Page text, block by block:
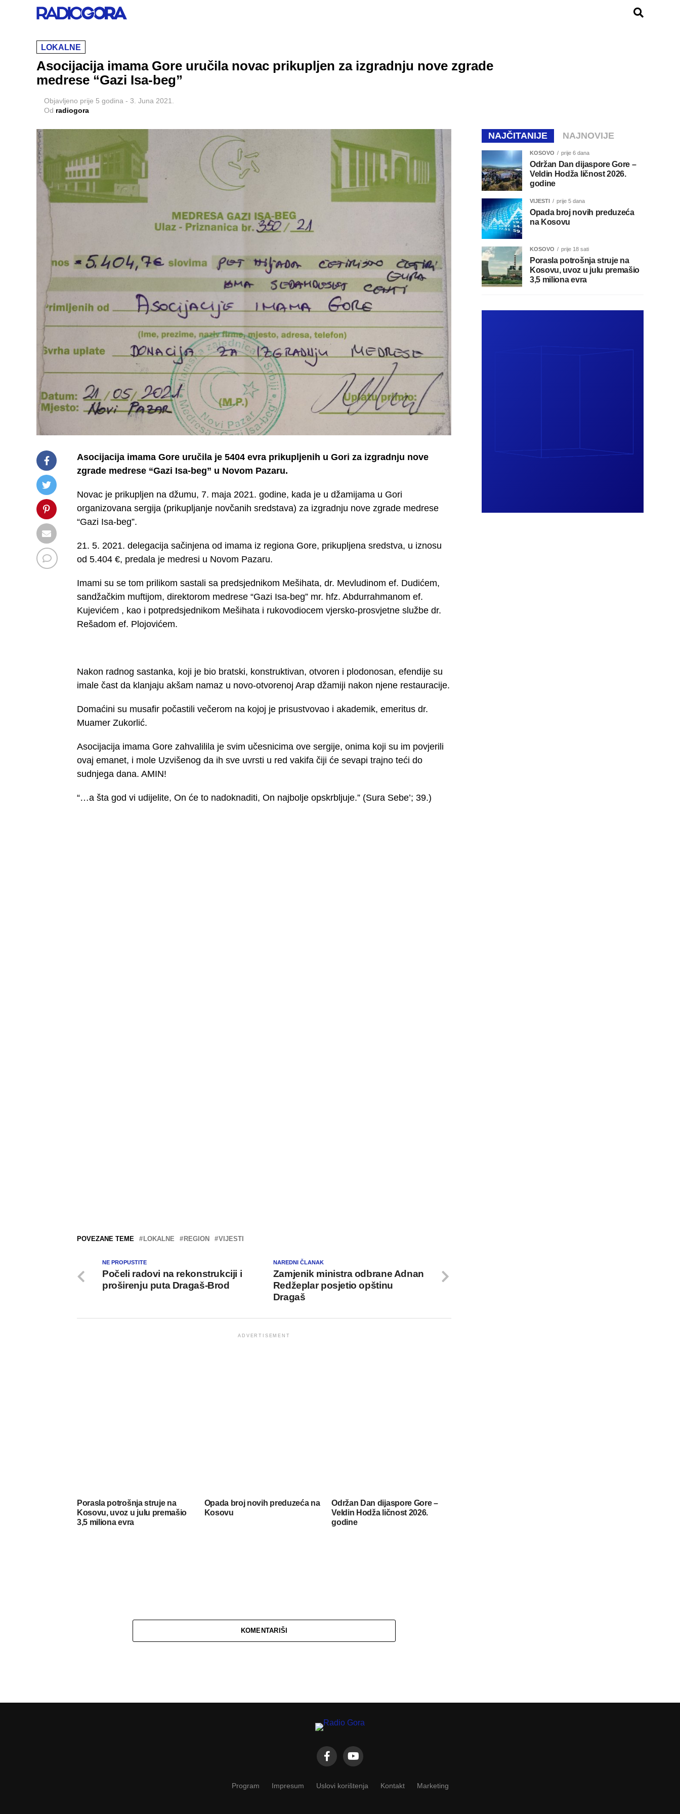
LOKALNE
Asocijacija imama Gore uručila novac prikupljen za izgradnju nove zgrade
medrese “Gazi Isa-beg”
Objavljeno prije 5 godina - 3. Juna 2021.
Od radiogora
Asocijacija imama Gore uručila je 5404 evra prikupljenih u Gori za izgradnju nove
zgrade medrese “Gazi Isa-beg” u Novom Pazaru.
Novac je prikupljen na džumu, 7. maja 2021. godine, kada je u džamijama u Gori
organizovana sergija (prikupljanje novčanih sredstava) za izgradnju nove zgrade medrese
“Gazi Isa-beg”.
21. 5. 2021. delegacija sačinjena od imama iz regiona Gore, prikupljena sredstva, u iznosu
od 5.404 €, predala je medresi u Novom Pazaru.
Imami su se tom prilikom sastali sa predsjednikom Mešihata, dr. Mevludinom ef. Dudićem,
sandžačkim muftijom, direktorom medrese “Gazi Isa-beg” mr. hfz. Abdurrahmanom ef.
Kujevićem , kao i potpredsjednikom Mešihata i rukovodiocem vjersko-prosvjetne službe dr.
Rešadom ef. Plojovićem.
Nakon radnog sastanka, koji je bio bratski, konstruktivan, otvoren i plodonosan, efendije su
imale čast da klanjaju akšam namaz u novo-otvorenoj Arap džamiji nakon njene restauracije.
Domaćini su musafir počastili večerom na kojoj je prisustvovao i akademik, emeritus dr.
Muamer Zukorlić.
Asocijacija imama Gore zahvalilila je svim učesnicima ove sergije, onima koji su im povjerili
ovaj emanet, i mole Uzvišenog da ih sve uvrsti u red vakifa čiji će sevapi trajno teći do
sudnjega dana. AMIN!
“…a šta god vi udijelite, On će to nadoknaditi, On najbolje opskrbljuje.” (Sura Sebe’; 39.)
POVEZANE TEME LOKALNE REGION VIJESTI
NAREDNI ČLANAK
Zamjenik ministra odbrane Adnan
Redžeplar posjetio opštinu
Dragaš
NE PROPUSTITE
Počeli radovi na rekonstrukciji i
proširenju puta Dragaš-Brod
ADVERTISEMENT
Porasla potrošnja struje na
Kosovu, uvoz u julu premašio
3,5 miliona evra
Opada broj novih preduzeća na
Kosovu
Održan Dan dijaspore Gore –
Veldin Hodža ličnost 2026.
godine
KOMENTARIŠI
NAJČITANIJE NAJNOVIJE
KOSOVO prije 6 dana
Održan Dan dijaspore Gore –
Veldin Hodža ličnost 2026.
godine
VIJESTI prije 5 dana
Opada broj novih preduzeća
na Kosovu
KOSOVO prije 18 sati
Porasla potrošnja struje na
Kosovu, uvoz u julu premašio
3,5 miliona evra
Program Impresum Uslovi korištenja Kontakt Marketing